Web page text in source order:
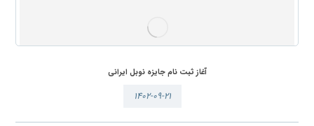
آغاز ثبت نام جایزه نوبل ایرانی
۱۴۰۲-۰۹-۲۱